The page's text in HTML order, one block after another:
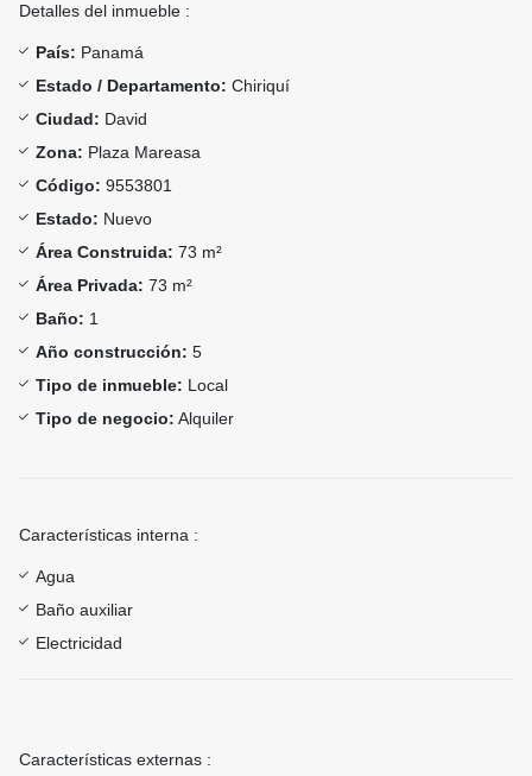
Detalles del inmueble :
País: Panamá
Estado / Departamento: Chiriquí
Ciudad: David
Zona: Plaza Mareasa
Código: 9553801
Estado: Nuevo
Área Construida: 73 m²
Área Privada: 73 m²
Baño: 1
Año construcción: 5
Tipo de inmueble: Local
Tipo de negocio: Alquiler
Características interna :
Agua
Baño auxiliar
Electricidad
Características externas :